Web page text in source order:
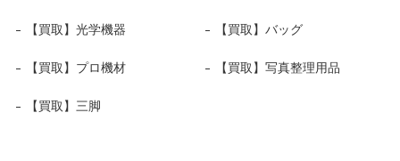
【買取】光学機器 【買取】バッグ
【買取】プロ機材 【買取】写真整理用品
【買取】三脚